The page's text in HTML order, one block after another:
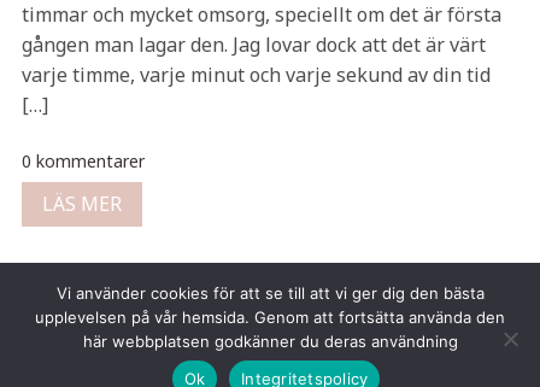
timmar och mycket omsorg, speciellt om det är första
gången man lagar den. Jag lovar dock att det är värt
varje timme, varje minut och varje sekund av din tid
[…]
0 kommentarer
LÄS MER
Copyright © 2026 Tina Gustafsson
Vi använder cookies för att se till att vi ger dig den bästa
upplevelsen på vår hemsida. Genom att fortsätta använda den
här webbplatsen godkänner du deras användning
Ok
Integritetspolicy